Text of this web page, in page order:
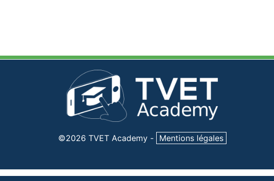
©2026 TVET Academy - Mentions légales